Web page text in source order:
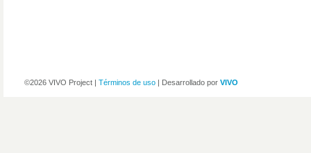
©2026 VIVO Project | Términos de uso | Desarrollado por VIVO